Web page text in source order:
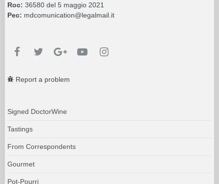
Roc: 36580 del 5 maggio 2021
Pec: mdcomunication@legalmail.it
Report a problem
Signed DoctorWine
Tastings
From Correspondents
Gourmet
Pot-Pourri